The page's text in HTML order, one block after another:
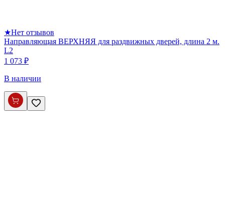
★Нет отзывов
Направляющая ВЕРХНЯЯ для раздвижных дверей, длина 2 м.
L2
1 073 ₽
В наличии